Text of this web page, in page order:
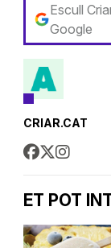
Escull
Google
CRIAR.CAT
ET POT